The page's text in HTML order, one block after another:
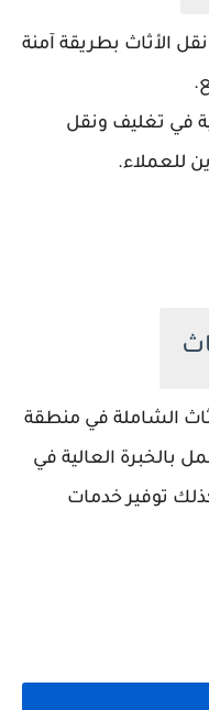
الأثاث بطريقة آمنة
في تغليف ونقل
للعملاء.
الشاملة في منطقة
بالخبرة العالية في
توفير خدمات